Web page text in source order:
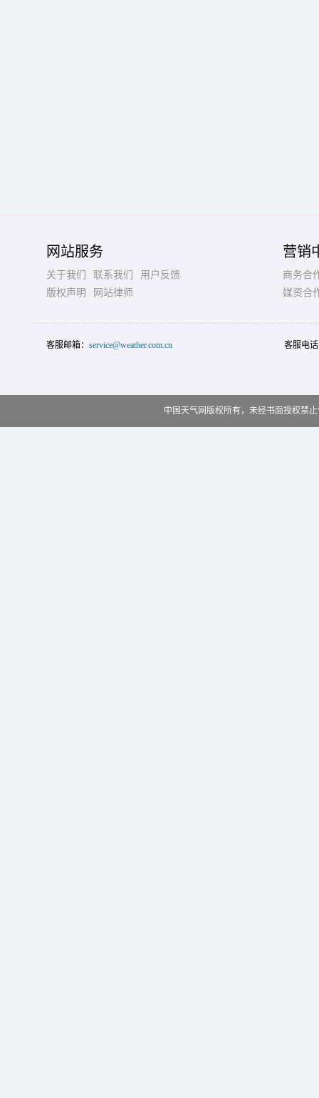
网站服务
关于我们 联系我们
用户反馈
版权声明
网站律师
营销
商务合
媒资合
客服邮箱： service@weather.com.cn 客服电
中国天气网版权所有，未经书面授权